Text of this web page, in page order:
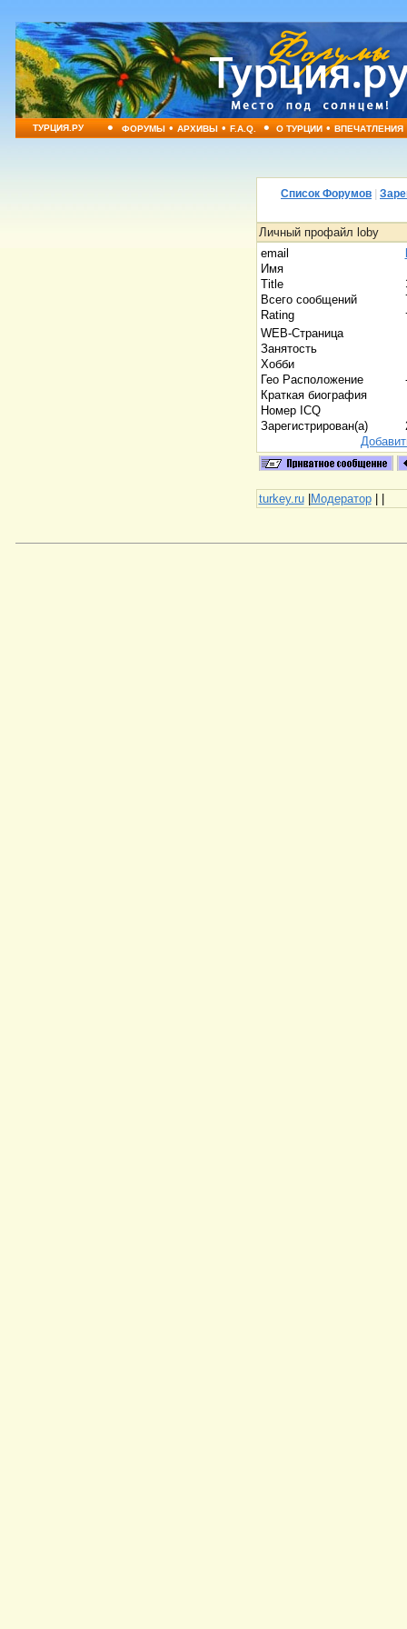
ТУРЦИЯ.РУ • ФОРУМЫ•АРХИВЫ•F.A.Q. • О ТУРЦИИ•ВПЕЧАТЛЕНИЯ
Список Форумов
Личный профайл loby
email
Имя
Title
Всего сообщений
Rating
WEB-Страница
Занятость
Хобби
Гео Расположение
Краткая биография
Номер ICQ
Зарегистрирован(а)
turkey.ru|Модератор| |